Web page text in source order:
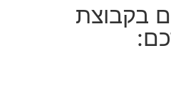
בקבוצת